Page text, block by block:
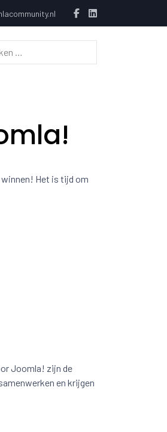
winnen! Het is tijd om
Joomla! zijn de
en krijgen